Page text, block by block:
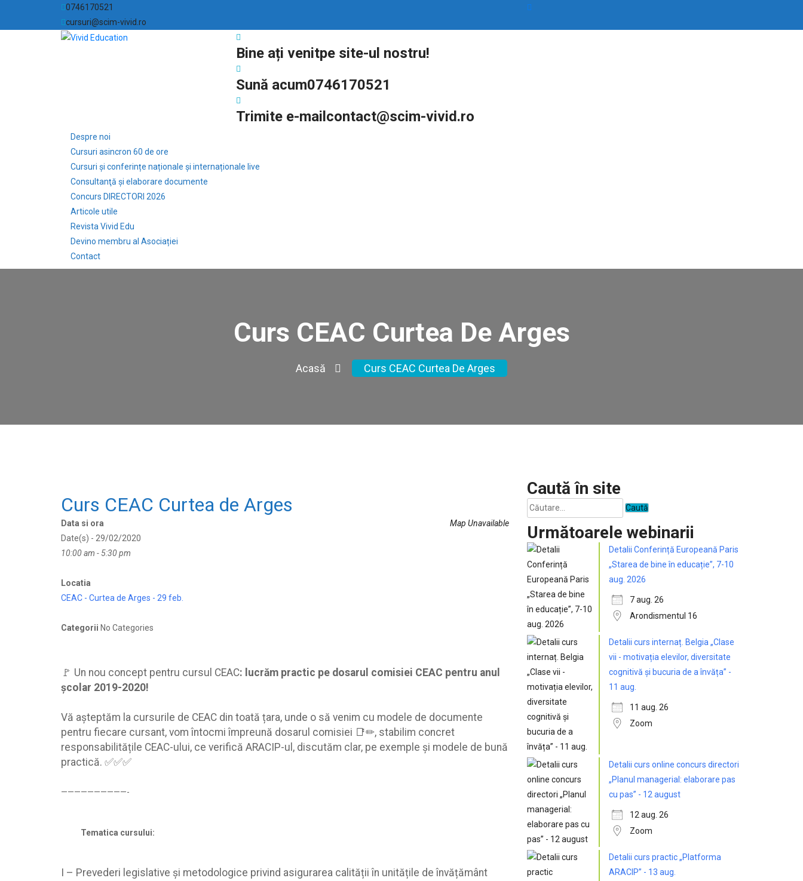
0746170521
cursuri@scim-vivid.ro
Bine ați venitpe site-ul nostru!
Sună acum0746170521
Trimite e-mail contact@scim-vivid.ro
Despre noi
Cursuri asincron 60 de ore
Cursuri și conferințe naționale și internaționale live
Consultanţă și elaborare documente
Concurs DIRECTORI 2026
Articole utile
Revista Vivid Edu
Devino membru al Asociației
Contact
Curs CEAC Curtea De Arges
Acasă Curs CEAC Curtea De Arges
Curs CEAC Curtea de Arges
Map Unavailable
Data si ora
Date(s) - 29/02/2020
10:00 am - 5:30 pm
Locatia
CEAC - Curtea de Arges - 29 feb.
Categorii No Categories
🚩 Un nou concept pentru cursul CEAC: lucrăm practic pe dosarul comisiei CEAC pentru anul
școlar 2019-2020!
Vă aşteptăm la cursurile de CEAC din toată țara, unde o să venim cu modele de documente
pentru fiecare cursant, vom întocmi împreună dosarul comisiei 📑✏, stabilim concret
responsabilitățile CEAC-ului, ce verifică ARACIP-ul, discutăm clar, pe exemple şi modele de bună
practică. ✅✅✅
——————————-
Tematica cursului:
I – Prevederi legislative și metodologice privind asigurarea calității în unitățile de învățământ
Caută în site
Caută
după:
Următoarele webinarii
Detalii Conferință Europeană Paris
„Starea de bine în educație”, 7-10
aug. 2026
7 aug. 26
Arondismentul 16
Detalii curs internaț. Belgia „Clase
vii - motivația elevilor, diversitate
cognitivă și bucuria de a învăța” -
11 aug.
11 aug. 26
Zoom
Detalii curs online concurs directori
„Planul managerial: elaborare pas
cu pas” - 12 august
12 aug. 26
Zoom
Detalii curs practic „Platforma
ARACIP” - 13 aug.